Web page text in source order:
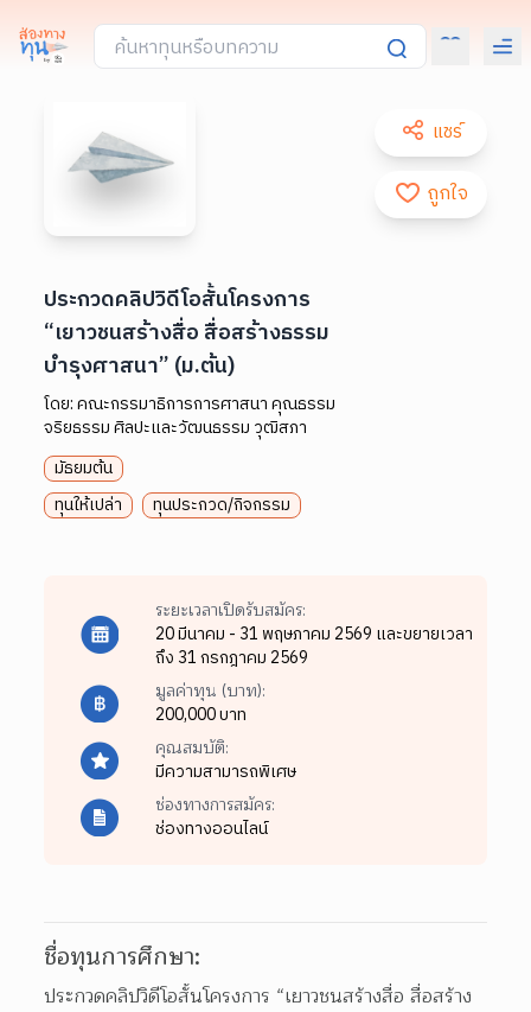
แชร์
ถูกใจ
ประกวดคลิปวิดีโอสั้นโครงการ
“เยาวชนสร้างสื่อ สื่อสร้างธรรม
บำรุงศาสนา” (ม.ต้น)
โดย:คณะกรรมาธิการการศาสนา คุณธรรม
จริยธรรม ศิลปะและวัฒนธรรม วุฒิสภา
มัธยมต้น
ทุนให้เปล่า
ทุนประกวด/กิจกรรม
ระยะเวลาเปิดรับสมัคร:
20 มีนาคม - 31 พฤษภาคม 2569 และขยายเวลา
ถึง 31 กรกฎาคม 2569
มูลค่าทุน (บาท):
200,000 บาท
คุณสมบัติ:
มีความสามารถพิเศษ
ช่องทางการสมัคร:
ช่องทางออนไลน์
ชื่อทุนการศึกษา:
ประกวดคลิปวิดีโอสั้นโครงการ “เยาวชนสร้างสื่อ สื่อสร้าง